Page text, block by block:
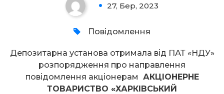
27, Бер, 2023
Повідомлення
Депозитарна установа отримала від ПАТ «НДУ»
розпорядження про направлення
повідомлення акціонерам АКЦІОНЕРНЕ
ТОВАРИСТВО «ХАРКІВСЬКИЙ